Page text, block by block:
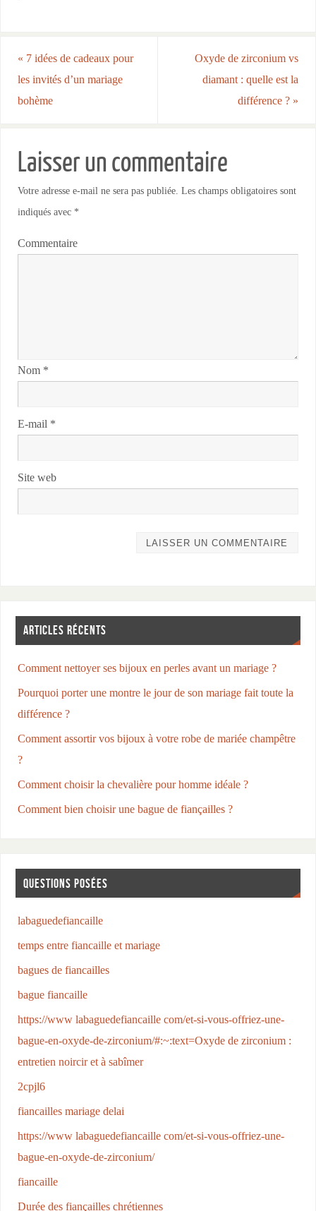
« 7 idées de cadeaux pour
les invités d’un mariage
bohème
Oxyde de zirconium vs
diamant : quelle est la
différence ? »
Laisser un commentaire
Votre adresse e-mail ne sera pas publiée. Les champs obligatoires sont
indiqués avec *
Commentaire
Nom *
E-mail *
Site web
ARTICLES RÉCENTS
Comment nettoyer ses bijoux en perles avant un mariage ?
Pourquoi porter une montre le jour de son mariage fait toute la
différence ?
Comment assortir vos bijoux à votre robe de mariée champêtre
?
Comment choisir la chevalière pour homme idéale ?
Comment bien choisir une bague de fiançailles ?
QUESTIONS POSÉES
labaguedefiancaille
temps entre fiancaille et mariage
bagues de fiancailles
bague fiancaille
https://www labaguedefiancaille com/et-si-vous-offriez-une-
bague-en-oxyde-de-zirconium/#:~:text=Oxyde de zirconium :
entretien noircir et à sabîmer
2cpjl6
fiancailles mariage delai
https://www labaguedefiancaille com/et-si-vous-offriez-une-
bague-en-oxyde-de-zirconium/
fiancaille
Durée des fiançailles chrétiennes